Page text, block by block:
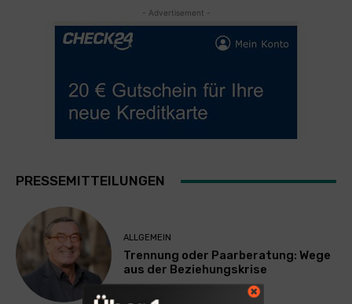
- Advertisement -
PRESSEMITTEILUNGEN
ALLGEMEIN
Trennung oder Paarberatung: Wege
aus der Beziehungskrise